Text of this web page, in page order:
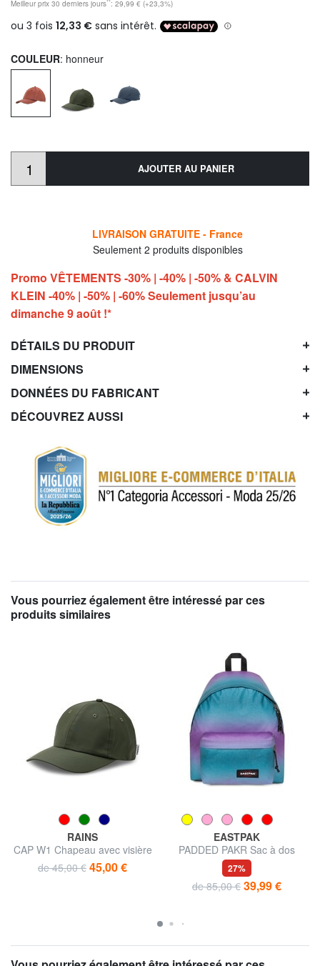
Meilleur prix 30 derniers jours**: 29,99 € (+23,3%)
COULEUR: honneur
AJOUTER AU PANIER
LIVRAISON GRATUITE - France
Seulement 2 produits disponibles
Promo VÊTEMENTS -30% | -40% | -50% & CALVIN
KLEIN -40% | -50% | -60% Seulement jusqu’au
dimanche 9 août !*
DÉTAILS DU PRODUIT
DIMENSIONS
DONNÉES DU FABRICANT
DÉCOUVREZ AUSSI
Vous pourriez également être intéressé par ces
produits similaires
RAINS
CAP W1 Chapeau avec visière
de 45,00 € 45,00 €
EASTPAK
PADDED PAKR Sac à dos
27%
de 85,00 € 39,99 €